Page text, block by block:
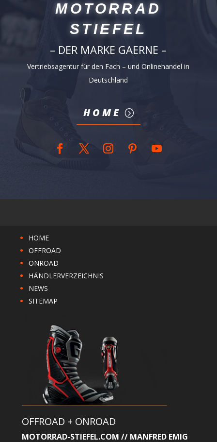
MOTORRAD
STIEFEL
– DER MARKE GAERNE –
Vertriebsagentur für den Fach – und Onlinehandel in
Deutschland
HOME
HOME
OFFROAD
ONROAD
HÄNDLERVERZEICHNIS
NEWS
SITEMAP
OFFROAD + ONROAD
MOTORRAD-STIEFEL.COM // MANFRED EMIG